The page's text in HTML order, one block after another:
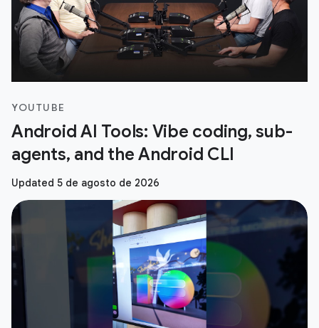
YOUTUBE
Android AI Tools: Vibe coding, sub-
agents, and the Android CLI
Updated 5 de agosto de 2026